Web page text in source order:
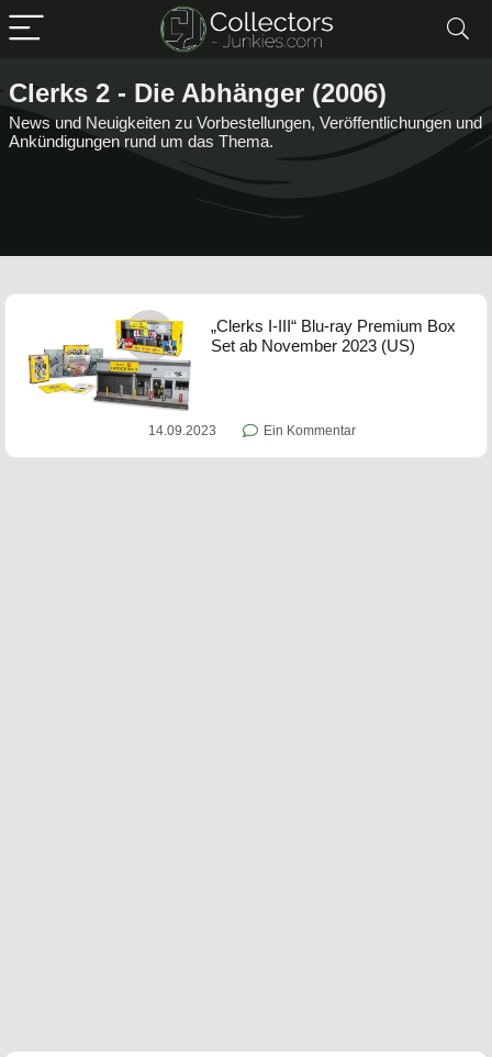
Clerks 2 - Die Abhänger (2006)
News und Neuigkeiten zu Vorbestellungen, Veröffentlichungen und
Ankündigungen rund um das Thema.
„Clerks I-III“ Blu-ray Premium Box
Set ab November 2023 (US)
14.09.2023 Ein Kommentar